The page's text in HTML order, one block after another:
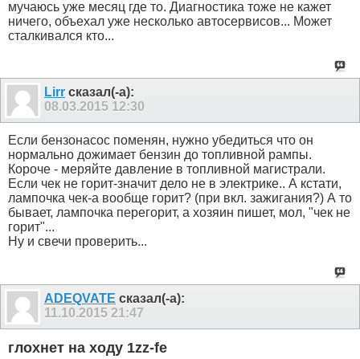
мучаюсь уже месяц где то. Диагностика тоже не кажет
ничего, объехал уже несколько автосервисов... Может
сталкивался кто...
Lirr сказал(-а):
08.03.2015 12:30
Если бензонасос поменян, нужно убедиться что он
нормально дожимает бензин до топливной рампы.
Короче - меряйте давление в топливной магистрали.
Если чек не горит-значит дело не в электрике.. А кстати,
лампочка чек-а вообще горит? (при вкл. зажигания?) А то
бывает, лампочка перегорит, а хозяин пишет, мол, "чек не
горит"...
Ну и свечи проверить...
ADEQVATE сказал(-а):
11.10.2015 21:47
глохнет на ходу 1zz-fe